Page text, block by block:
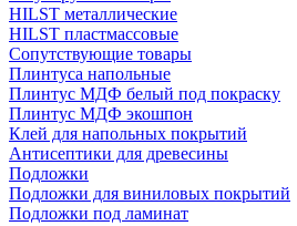
HILST металлические
HILST пластмассовые
Сопутствующие товары
Плинтуса напольные
Плинтус МДФ белый под покраску
Плинтус МДФ экошпон
Клей для напольных покрытий
Антисептики для древесины
Подложки
Подложки для виниловых покрытий
Подложки под ламинат